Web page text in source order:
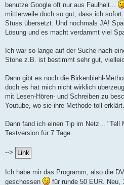
benutze Google oft nur aus Faulheit...
mittlerweile doch so gut, dass ich
Stuss übersetzt. Und nochmals JA!
Lösung und es macht verdammt viel
Ich war so lange auf der Suche nach
Stone z.B. ist bestimmt sehr gut,
Dann gibt es noch die Birkenbiehl-
doch es hat mich nicht wirklich
mit Lesen-Hören- und Schreiben zu
Youtube, wo sie ihre Methode toll erklärt.
Dann fand ich einen Tip im Netz... "Tell
Testversion für 7 Tage.
-->
Ich habe mir das Programm, also die
geschossen
für runde 50 EUR. Neu,